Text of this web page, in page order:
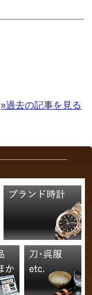
»過去の記事を見る